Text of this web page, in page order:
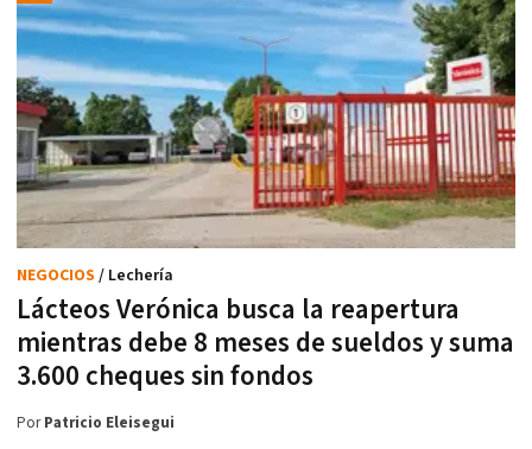
Lácteos Verónica busca la reapertura
mientras debe 8 meses de sueldos y suma
3.600 cheques sin fondos
NEGOCIOS / Lechería
PorPatricio Eleisegui